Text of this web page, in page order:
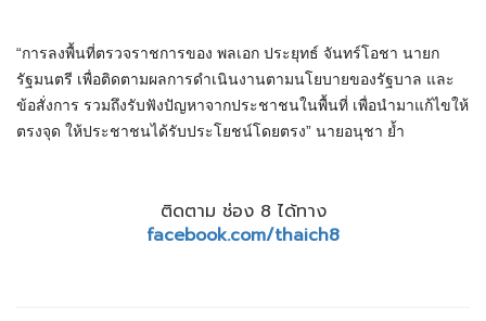
“การลงพื้นที่ตรวจราชการของ พลเอก ประยุทธ์ จันทร์โอชา นายก
รัฐมนตรี เพื่อติดตามผลการดำเนินงานตามนโยบายของรัฐบาล และ
ข้อสั่งการ รวมถึงรับฟังปัญหาจากประชาชนในพื้นที่ เพื่อนำมาแก้ไขให้
ตรงจุด ให้ประชาชนได้รับประโยชน์โดยตรง” นายอนุชา ย้ำ
ติดตาม ช่อง 8 ได้ทาง
facebook.com/thaich8